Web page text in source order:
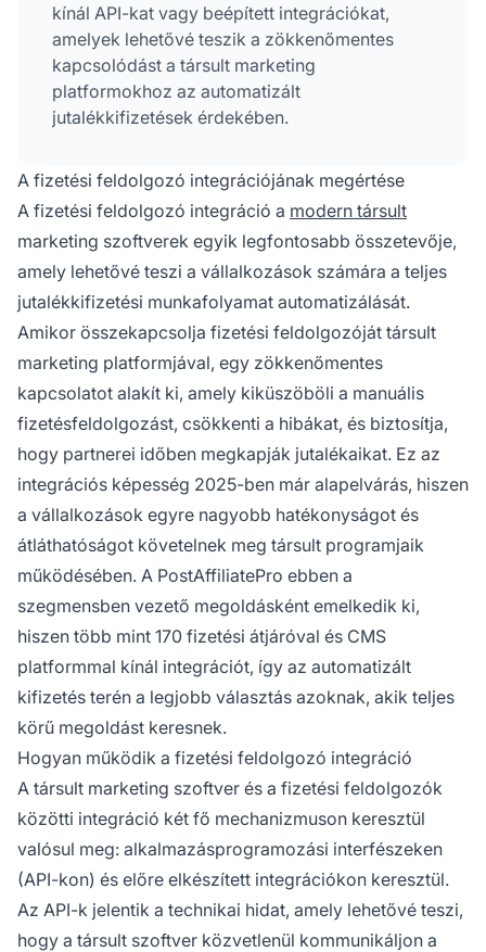
kínál API-kat vagy beépített integrációkat,
amelyek lehetővé teszik a zökkenőmentes
kapcsolódást a társult marketing
platformokhoz az automatizált
jutalékkifizetések érdekében.
A fizetési feldolgozó integrációjának megértése
A fizetési feldolgozó integráció a modern társult
marketing szoftverek egyik legfontosabb összetevője,
amely lehetővé teszi a vállalkozások számára a teljes
jutalékkifizetési munkafolyamat automatizálását.
Amikor összekapcsolja fizetési feldolgozóját társult
marketing platformjával, egy zökkenőmentes
kapcsolatot alakít ki, amely kiküszöböli a manuális
fizetésfeldolgozást, csökkenti a hibákat, és biztosítja,
hogy partnerei időben megkapják jutalékaikat. Ez az
integrációs képesség 2025-ben már alapelvárás, hiszen
a vállalkozások egyre nagyobb hatékonyságot és
átláthatóságot követelnek meg társult programjaik
működésében. A PostAffiliatePro ebben a
szegmensben vezető megoldásként emelkedik ki,
hiszen több mint 170 fizetési átjáróval és CMS
platformmal kínál integrációt, így az automatizált
kifizetés terén a legjobb választás azoknak, akik teljes
körű megoldást keresnek.
Hogyan működik a fizetési feldolgozó integráció
A társult marketing szoftver és a fizetési feldolgozók
közötti integráció két fő mechanizmuson keresztül
valósul meg: alkalmazásprogramozási interfészeken
(API-kon) és előre elkészített integrációkon keresztül.
Az API-k jelentik a technikai hidat, amely lehetővé teszi,
hogy a társult szoftver közvetlenül kommunikáljon a